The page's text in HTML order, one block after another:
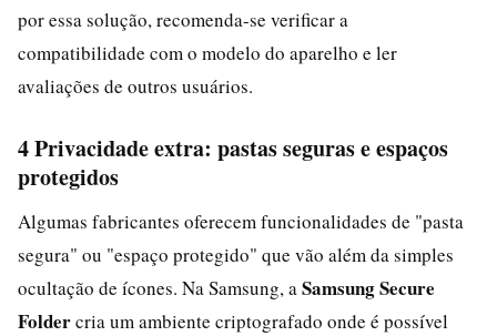
por essa solução, recomenda-se verificar a
compatibilidade com o modelo do aparelho e ler
avaliações de outros usuários.
4 Privacidade extra: pastas seguras e espaços
protegidos
Algumas fabricantes oferecem funcionalidades de "pasta
segura" ou "espaço protegido" que vão além da simples
ocultação de ícones. Na Samsung, a Samsung Secure
Foldercria um ambiente criptografado onde é possível